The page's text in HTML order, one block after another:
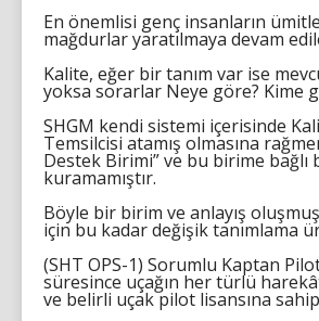
En önemlisi genç insanların
mağdurlar yaratılmaya devam
Kalite, eğer bir tanım var ise
yoksa sorarlar Neye göre? Kime
SHGM kendi sistemi içerisinde
Temsilcisi atamış olmasına
Destek Birimi” ve bu birime
kuramamıştır.
Böyle bir birim ve anlayış
için bu kadar değişik tanımlama
(SHT OPS-1) Sorumlu Kaptan
süresince uçağın her türlü
ve belirli uçak pilot lisansına